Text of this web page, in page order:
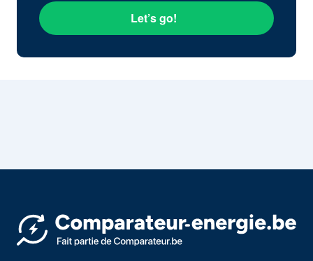
Let’s go!